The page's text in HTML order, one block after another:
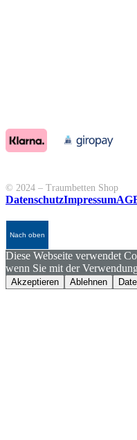
© 2024 – Traumbetten Shop
DatenschutzImpressum
Nach oben
Diese Webseite verwendet
wenn Sie mit der
Akzeptieren Ablehnen